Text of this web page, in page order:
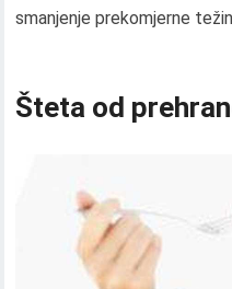
smanjenje prekomjerne
Šteta od